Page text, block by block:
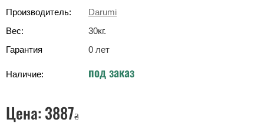
Производитель:
Darumi
Вес:
30кг.
Гарантия
0 лет
Наличие: под заказ
Цена: 3887₴